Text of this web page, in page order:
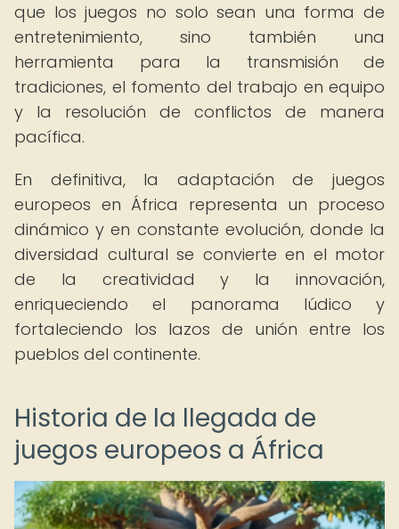
que los juegos no solo sean una forma de
entretenimiento, sino también una
herramienta para la transmisión de
tradiciones, el fomento del trabajo en equipo
y la resolución de conflictos de manera
pacífica.
En definitiva, la adaptación de juegos
europeos en África representa un proceso
dinámico y en constante evolución, donde la
diversidad cultural se convierte en el motor
de la creatividad y la innovación,
enriqueciendo el panorama lúdico y
fortaleciendo los lazos de unión entre los
pueblos del continente.
Historia de la llegada de
juegos europeos a África